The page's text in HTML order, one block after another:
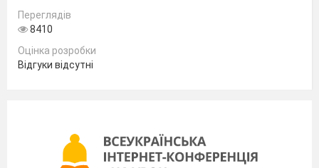
спадкової інформації: а) хромосоми; б) вакуолі; в)
ядерця; г) рибосоми.
фотосинтезу; б) запасання поживних речовин; в)
збереження форми клітини; г) транспорт речовин у
1 фотосинтез
Б рибосоми
2 зберігання поживних
речовин
Переглядів
8410
Оцінка розробки
Відгуки відсутні